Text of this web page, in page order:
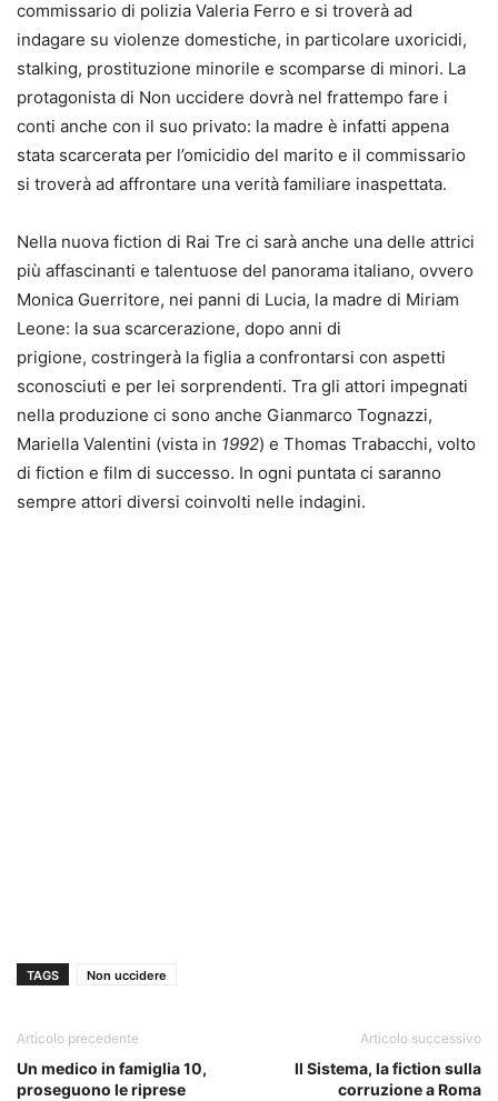
commissario di polizia Valeria Ferro e si troverà ad
indagare su violenze domestiche, in particolare uxoricidi,
stalking, prostituzione minorile e scomparse di minori. La
protagonista di Non uccidere dovrà nel frattempo fare i
conti anche con il suo privato: la madre è infatti appena
stata scarcerata per l’omicidio del marito e il commissario
si troverà ad affrontare una verità familiare inaspettata.
Nella nuova fiction di Rai Tre ci sarà anche una delle attrici
più affascinanti e talentuose del panorama italiano, ovvero
Monica Guerritore, nei panni di Lucia, la madre di Miriam
Leone: la sua scarcerazione, dopo anni di
prigione, costringerà la figlia a confrontarsi con aspetti
sconosciuti e per lei sorprendenti. Tra gli attori impegnati
nella produzione ci sono anche Gianmarco Tognazzi,
Mariella Valentini (vista in 1992) e Thomas Trabacchi, volto
di fiction e film di successo. In ogni puntata ci saranno
sempre attori diversi coinvolti nelle indagini.
TAGS Non uccidere
Articolo precedente
Un medico in famiglia 10,
proseguono le riprese
Articolo successivo
Il Sistema, la fiction sulla
corruzione a Roma